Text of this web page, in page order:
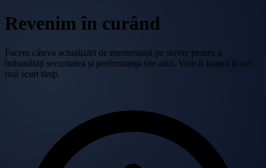
Revenim în curând
Facem câteva actualizări de mentenanță pe server pentru a
îmbunătăți securitatea și performanța site-ului. Vom fi înapoi în cel
mai scurt timp.